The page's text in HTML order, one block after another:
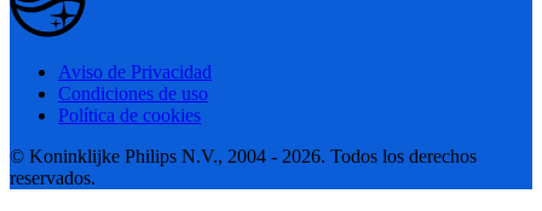
Aviso de Privacidad
Condiciones de uso
Política de cookies
© Koninklijke Philips N.V., 2004 - 2026. Todos los derechos
reservados.